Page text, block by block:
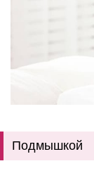
Подмышкой